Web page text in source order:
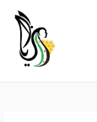
content